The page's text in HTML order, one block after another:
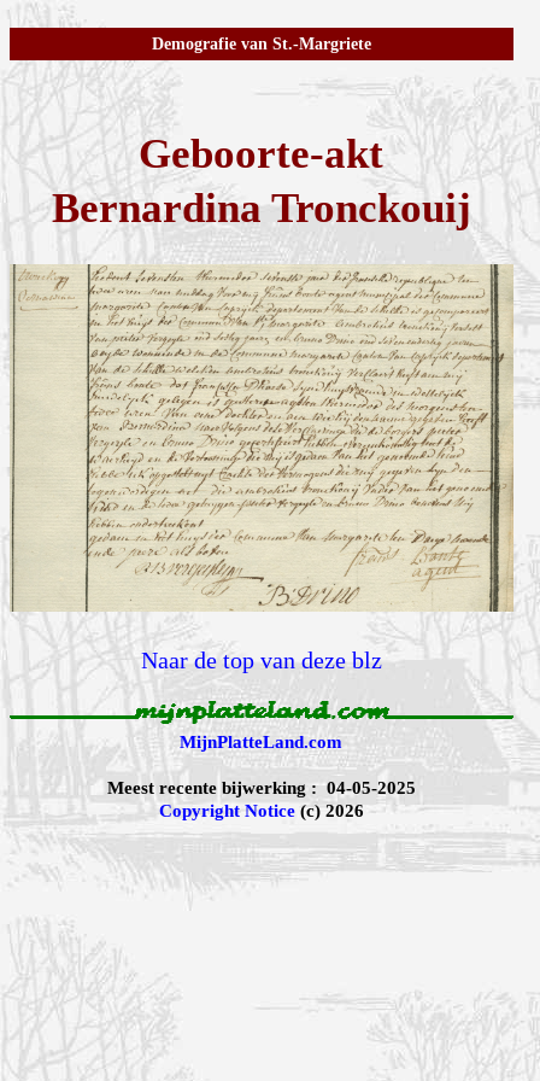
Demografie van St.-Margriete
Geboorte-akt
Bernardina Tronckouij
Naar de top van deze blz
MijnPlatteLand.com
Meest recente bijwerking : 04-05-2025
Copyright Notice(c) 2026